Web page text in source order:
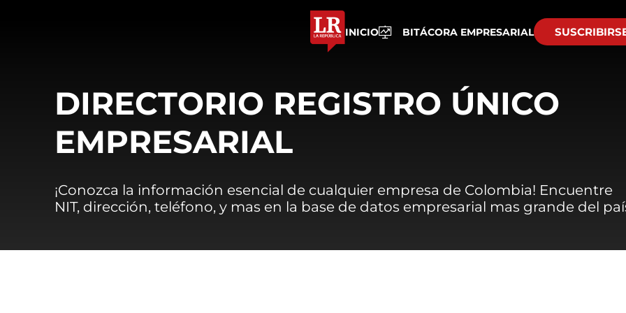
INICIO BITÁCORA EMPRESARIAL
DIRECTORIO REGISTRO ÚNICO
EMPRESARIAL
¡Conozca la información esencial de cualquier empresa de Colombia! Encuentre
NIT, dirección, teléfono, y mas en la base de datos empresarial mas grande del